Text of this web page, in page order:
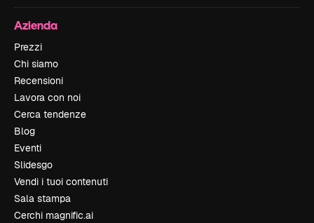
Azienda
Prezzi
Chi siamo
Recensioni
Lavora con noi
Cerca tendenze
Blog
Eventi
Slidesgo
Vendi i tuoi contenuti
Sala stampa
Cerchi magnific.ai